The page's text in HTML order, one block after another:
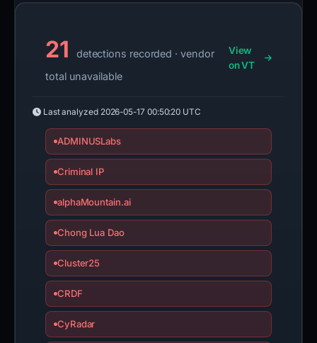
21
detections recorded · vendor
total unavailable
View
on VT
Last analyzed 2026-05-17 00:50:20 UTC
ADMINUSLabs
Criminal IP
alphaMountain.ai
Chong Lua Dao
Cluster25
CRDF
CyRadar